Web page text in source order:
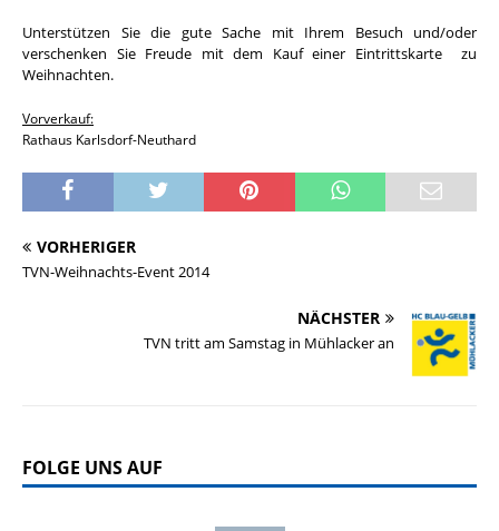
Unterstützen Sie die gute Sache mit Ihrem Besuch und/oder
verschenken Sie Freude mit dem Kauf einer Eintrittskarte zu
Weihnachten.
Vorverkauf:
Rathaus Karlsdorf-Neuthard
VORHERIGER
TVN-Weihnachts-Event 2014
NÄCHSTER
TVN tritt am Samstag in Mühlacker an
FOLGE UNS AUF